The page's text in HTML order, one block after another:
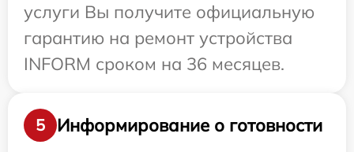
услуги Вы получите официальную
гарантию на ремонт устройства
INFORM сроком на 36 месяцев.
5
Информирование о готовности